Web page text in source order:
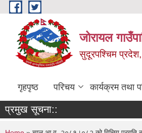
Skip to main content
जोरायल
सुदूरपश्चिम
गृहपृष्ठ परिचय कार्यक्रम तथा
प्रमुख सूचना::